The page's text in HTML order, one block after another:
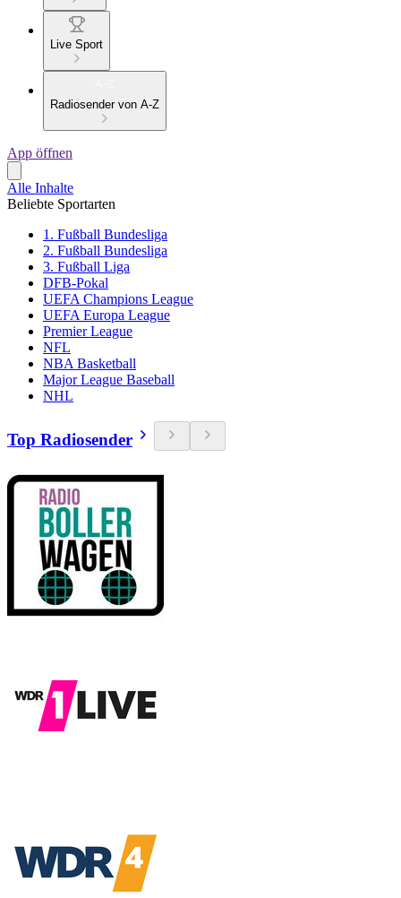
Live Sport
Radiosender von A-Z
App öffnen
Alle Inhalte
Beliebte Sportarten
1. Fußball Bundesliga
2. Fußball Bundesliga
3. Fußball Liga
DFB-Pokal
UEFA Champions League
UEFA Europa League
Premier League
NFL
NBA Basketball
Major League Baseball
NHL
Top Radiosender